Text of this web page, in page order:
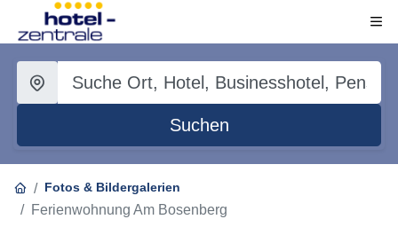
Suchen
Fotos & Bildergalerien
Ferienwohnung Am Bosenberg